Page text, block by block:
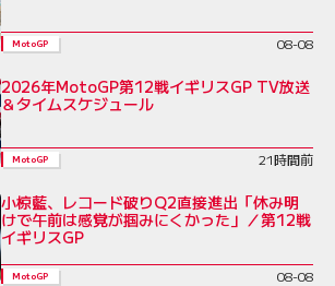
MotoGP 08-08
2026年MotoGP第12戦イギリスGP TV放送
＆タイムスケジュール
MotoGP 21時間前
小椋藍、レコード破りQ2直接進出「休み明
けで午前は感覚が掴みにくかった」／第12戦
イギリスGP
MotoGP 08-08